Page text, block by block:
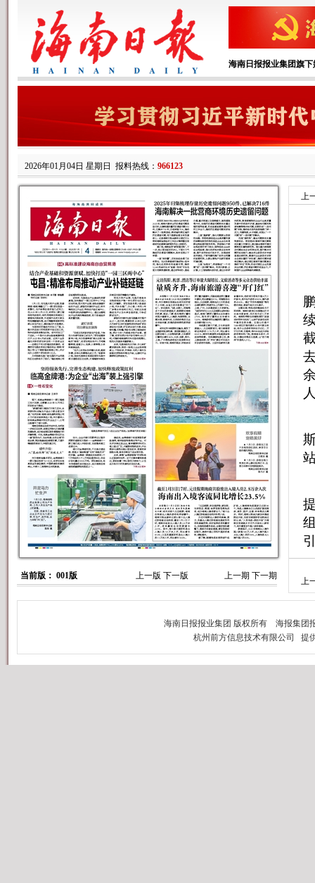
海南日报报业集团旗下
2026年01月04日 星期日 报料热线： 966123
当前版： 001版 上一版 下一版 上一期 下一期
上
上